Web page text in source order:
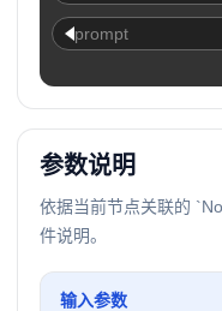
prompt
参数说明
依据当前节点关联的
件说明。
输入参数